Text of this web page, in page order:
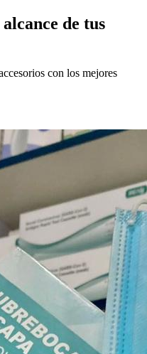
de tus
con los mejores